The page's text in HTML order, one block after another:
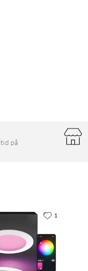
på
1